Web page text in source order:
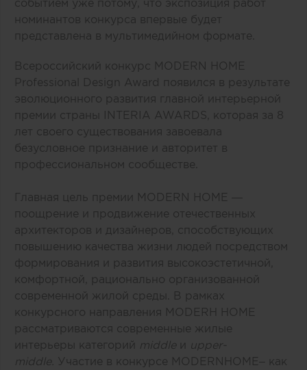
событием уже потому, что экспозиция работ
номинантов конкурса впервые будет
представлена в мультимедийном формате.
Всероссийский конкурс MODERN HOME
Professional Design Award появился в результате
эволюционного развития главной интерьерной
премии страны INTERIA AWARDS, которая за 8
лет своего существования завоевала
безусловное признание и авторитет в
профессиональном сообществе.
Главная цель премии MODERN HOME —
поощрение и продвижение отечественных
архитекторов и дизайнеров, способствующих
повышению качества жизни людей посредством
формирования и развития высокоэстетичной,
комфортной, рационально организованной
современной жилой среды. В рамках
конкурсного направления MODERH HOME
рассматриваются современные жилые
интерьеры категорий middle и upper-
middle. Участие в конкурсе MODERNHOME– как